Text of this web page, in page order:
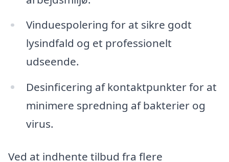
Vinduespolering for at sikre godt
lysindfald og et professionelt
udseende.
Desinficering af kontaktpunkter for at
minimere spredning af bakterier og
virus.
Ved at indhente tilbud fra flere